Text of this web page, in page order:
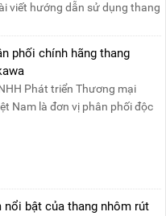
viết hướng dẫn sử dụng thang
phối chính hãng thang
Phát triển Thương mại
Nam là đơn vị phân phối độc
nổi bật của thang nhôm rút